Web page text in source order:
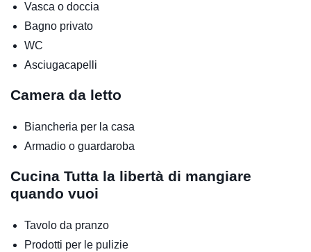
Vasca o doccia
Bagno privato
WC
Asciugacapelli
Camera da letto
Biancheria per la casa
Armadio o guardaroba
Cucina Tutta la libertà di mangiare
quando vuoi
Tavolo da pranzo
Prodotti per le pulizie